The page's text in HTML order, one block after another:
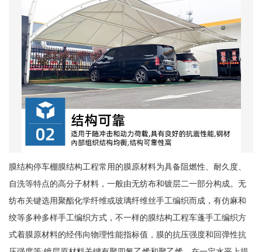
膜结构停车棚膜结构工程常用的膜原材料为具备阻燃性、耐久度、
自洗等特点的高分子材料，一般由无纺布和镀层二一部分构成。无
纺布关键选用聚酯化学纤维或玻璃纤维丝手工编织而成，有仿麻和
绞等多种多样手工编织方式，不一样的膜结构工程车蓬手工编织方
式着膜原材料的经伟向物理性能指标值，膜的抗压强度和回弹性抗